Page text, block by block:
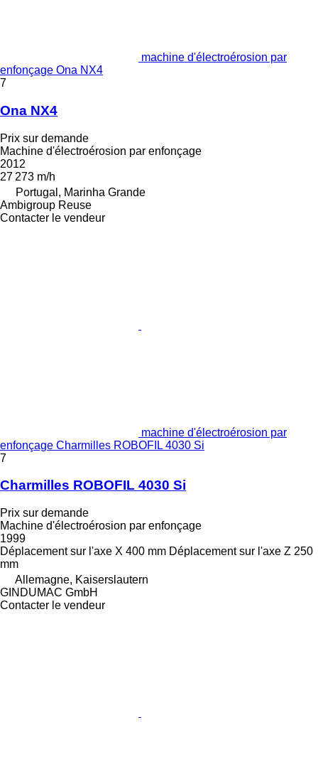
machine d'électroérosion par
enfonçage Ona NX4
7
Ona NX4
Prix sur demande
Machine d'électroérosion par enfonçage
2012
27 273 m/h
Portugal, Marinha Grande
Ambigroup Reuse
Contacter le vendeur
machine d'électroérosion par
enfonçage Charmilles ROBOFIL 4030 Si
7
Charmilles ROBOFIL 4030 Si
Prix sur demande
Machine d'électroérosion par enfonçage
1999
Déplacement sur l'axe X 400 mm Déplacement sur l'axe Z 250
mm
Allemagne, Kaiserslautern
GINDUMAC GmbH
Contacter le vendeur